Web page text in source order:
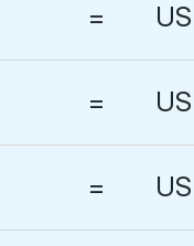
=
=
=